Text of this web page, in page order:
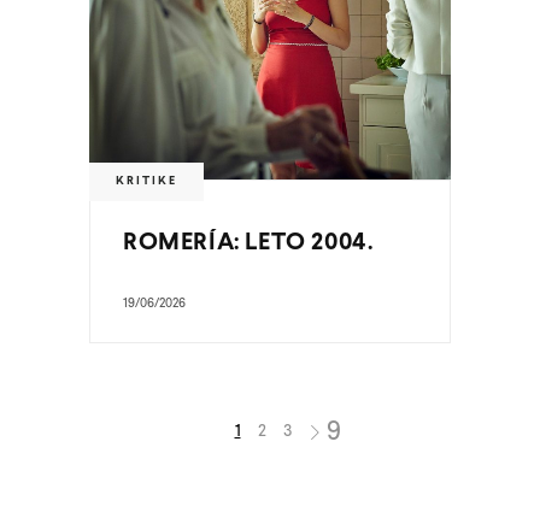
KRITIKE
ROMERÍA: LETO 2004.
19/06/2026
1 2 3